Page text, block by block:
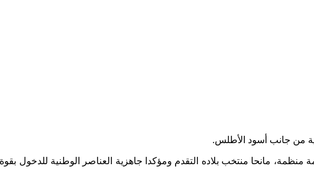
من جانب أسود الأطلس.
منظمة، مانحا منتخب بلاده التقدم ومؤكدا جاهزية العناصر الوطنية للدخول